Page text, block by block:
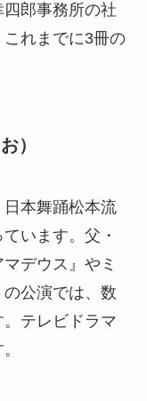
郎事務所の社
れまでに3冊の
）
本舞踊松本流
います。父・
デウス』やミ
公演では、数
テレビドラマ